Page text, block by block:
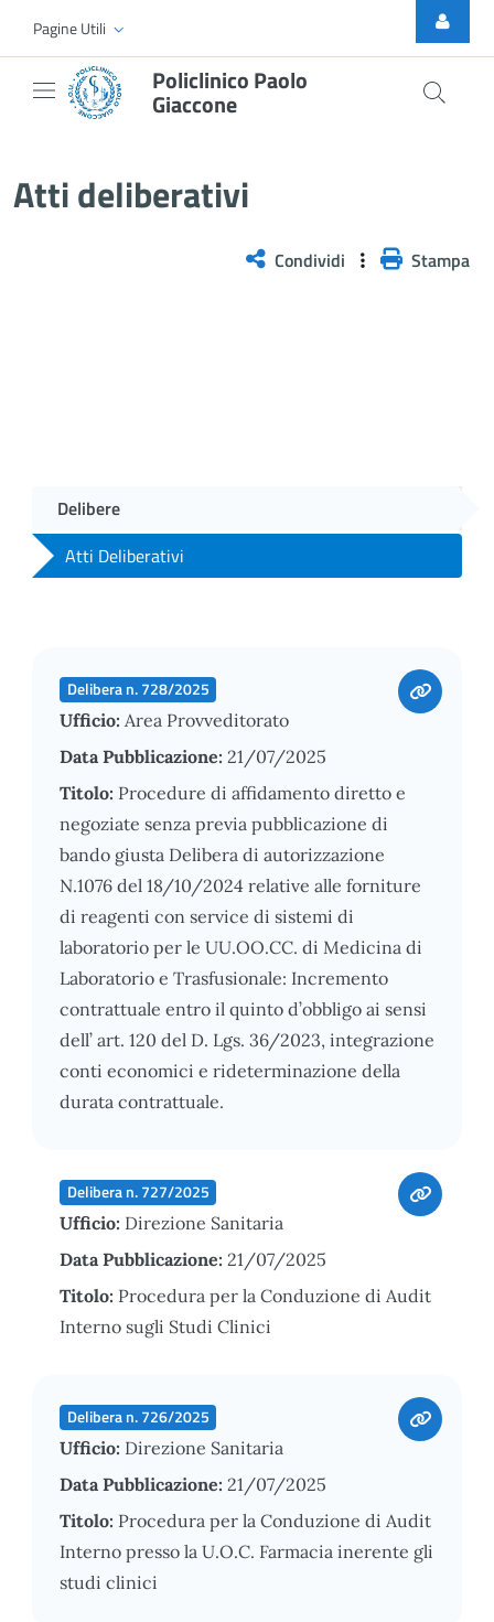
Skip to Main Content
Pagine Utili
Policlinico Paolo
Giaccone
Atti deliberativi
Condividi Stampa
Delibere
Atti Deliberativi
Delibera n. 728/2025
Ufficio: Area Provveditorato
Data Pubblicazione: 21/07/2025
Titolo: Procedure di affidamento diretto e
negoziate senza previa pubblicazione di
bando giusta Delibera di autorizzazione
N.1076 del 18/10/2024 relative alle forniture
di reagenti con service di sistemi di
laboratorio per le UU.OO.CC. di Medicina di
Laboratorio e Trasfusionale: Incremento
contrattuale entro il quinto d’obbligo ai sensi
dell’ art. 120 del D. Lgs. 36/2023, integrazione
conti economici e rideterminazione della
durata contrattuale.
Delibera n. 727/2025
Ufficio: Direzione Sanitaria
Data Pubblicazione: 21/07/2025
Titolo: Procedura per la Conduzione di Audit
Interno sugli Studi Clinici
Delibera n. 726/2025
Ufficio: Direzione Sanitaria
Data Pubblicazione: 21/07/2025
Titolo: Procedura per la Conduzione di Audit
Interno presso la U.O.C. Farmacia inerente gli
studi clinici